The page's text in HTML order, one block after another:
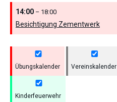
14:00 – 18:00
Besichtigung Zementwerk
Übungskalender Vereinskalender
Kinderfeuerwehr